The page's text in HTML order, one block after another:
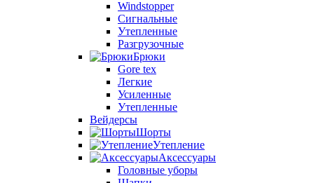
Windstopper
Сигнальные
Утепленные
Разгрузочные
Брюки
Gore tex
Легкие
Усиленные
Утепленные
Вейдерсы
Шорты
Утепление
Аксессуары
Головные уборы